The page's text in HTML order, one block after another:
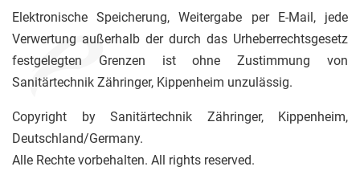
Elektronische Speicherung, Weitergabe per E-Mail, jede
Verwertung außerhalb der durch das Urheberrechtsgesetz
festgelegten Grenzen ist ohne Zustimmung von
Sanitärtechnik Zähringer, Kippenheim unzulässig.
Copyright by Sanitärtechnik Zähringer, Kippenheim,
Deutschland/Germany.
Alle Rechte vorbehalten. All rights reserved.